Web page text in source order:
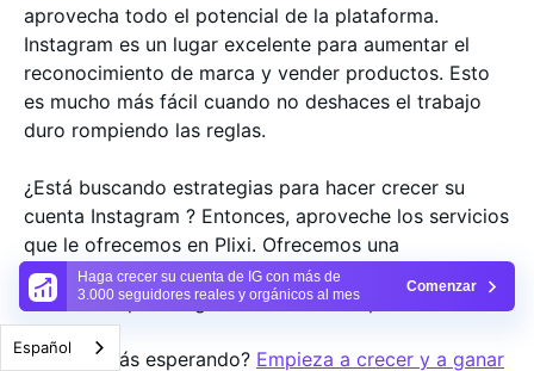
Haga crecer su cuenta de IG con más de
3.000 seguidores reales y orgánicos al mes
Comenzar
aprovecha todo el potencial de la plataforma.
Instagram es un lugar excelente para aumentar el
reconocimiento de marca y vender productos. Esto
es mucho más fácil cuando no deshaces el trabajo
duro rompiendo las reglas.
¿Está buscando estrategias para hacer crecer su
cuenta Instagram ? Entonces, aproveche los servicios
que le ofrecemos en Plixi. Ofrecemos una
combinación de un algoritmo interno y Instagram
influencers para llegar a audiencias específicas.
¿A qué estás esperando? Empieza a crecer y a ganar
Español